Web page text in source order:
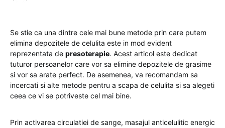
Se stie ca una dintre cele mai bune metode prin care putem
elimina depozitele de celulita este in mod evident
reprezentata de presoterapie. Acest articol este dedicat
tuturor persoanelor care vor sa elimine depozitele de grasime
si vor sa arate perfect. De asemenea, va recomandam sa
incercati si alte metode pentru a scapa de celulita si sa alegeti
ceea ce vi se potriveste cel mai bine.
Prin activarea circulatiei de sange, masajul anticelulitic energic